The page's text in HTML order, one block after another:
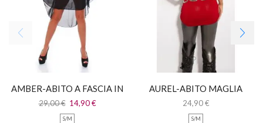
AMBER-ABITO A FASCIA IN
PIZZO CON CODA IN
CHIFFON
29,00€ 14,90€
S/M
AUREL-ABITO MAGLIA
LUNGA CON PIZZO
24,90€
S/M